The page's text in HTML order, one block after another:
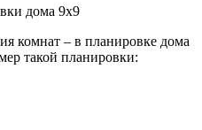
дома 9х9
комнат – в планировке дома
такой планировки: